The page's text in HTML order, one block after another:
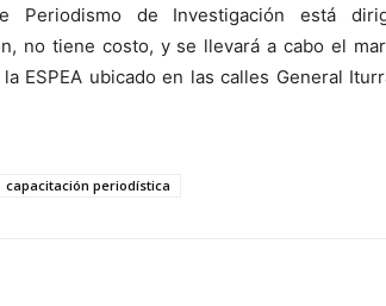
Periodismo de Investigación está
no tiene costo, y se llevará a cabo el
ESPEA ubicado en las calles General
capacitación periodística